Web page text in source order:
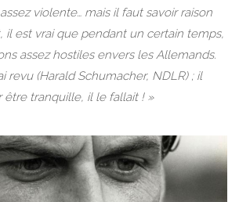
violente… mais il faut savoir raison
il est vrai que pendant un certain temps,
assez hostiles envers les Allemands.
revu (Harald Schumacher, NDLR) ; il
être tranquille, il le fallait ! »